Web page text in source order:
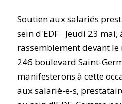
Soutien aux salariés
sein d'EDF Jeudi 23 mai,
rassemblement devant
246 boulevard Saint-
manifesterons à cette
aux salarié-e-s,